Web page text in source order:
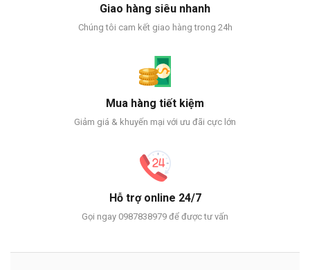
Giao hàng siêu nhanh
Chúng tôi cam kết giao hàng trong 24h
Mua hàng tiết kiệm
Giảm giá & khuyến mại với ưu đãi cực lớn
Hỗ trợ online 24/7
Gọi ngay 0987838979 để được tư vấn